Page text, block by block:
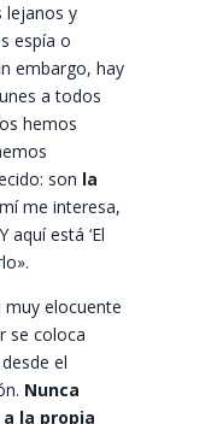
lejanos y
espía o
embargo, hay
a todos
hemos
son la
me interesa,
está ‘El
muy elocuente
se coloca
el
Nunca
la propia